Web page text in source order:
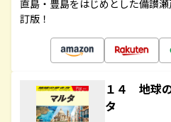
直島・豊島をはじめとした備讃
訂版！
１４ 地球
タ